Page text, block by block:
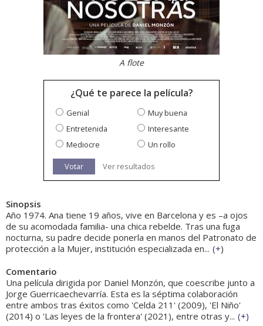
A flote
¿Qué te parece la película?
Genial
Muy buena
Entretenida
Interesante
Mediocre
Un rollo
Votar Ver resultados
Sinopsis
Año 1974. Ana tiene 19 años, vive en Barcelona y es –a ojos
de su acomodada familia- una chica rebelde. Tras una fuga
nocturna, su padre decide ponerla en manos del Patronato de
protección a la Mujer, institución especializada en... (+)
Comentario
Una película dirigida por Daniel Monzón, que coescribe junto a
Jorge Guerricaechevarría. Esta es la séptima colaboración
entre ambos tras éxitos como 'Celda 211' (2009), 'El Niño'
(2014) o 'Las leyes de la frontera' (2021), entre otras y... (+)